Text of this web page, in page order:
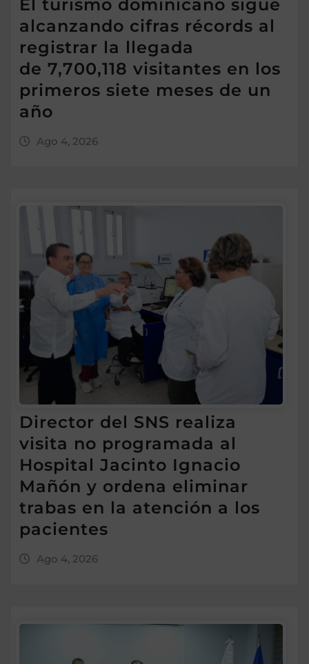
El turismo dominicano sigue
alcanzando cifras récords al
registrar la llegada
de 7,700,118 visitantes en los
primeros siete meses de un
año
Ago 4, 2026
Director del SNS realiza
visita no programada al
Hospital Jacinto Ignacio
Mañón y ordena eliminar
trabas en la atención a los
pacientes
Ago 4, 2026